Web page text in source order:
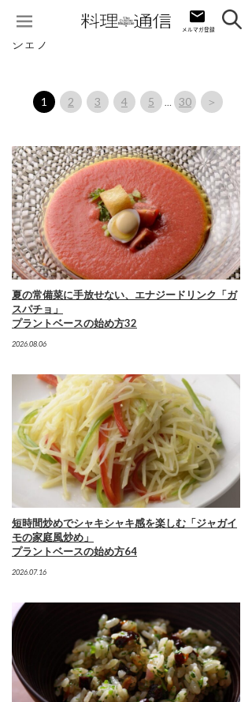
シェフ
1 2 3 4 5 … 30 ＞
夏の常備菜に手放せない、エナジードリンク「ガ
スパチョ」
プラントベースの始め方32
2026.08.06
短時間炒めでシャキシャキ感を楽しむ「ジャガイ
モの家庭風炒め」
プラントベースの始め方64
2026.07.16